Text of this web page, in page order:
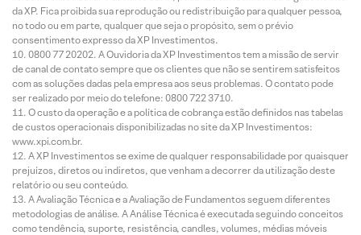
da XP. Fica proibida sua reprodução ou redistribuição para qualquer pessoa,
no todo ou em parte, qualquer que seja o propósito, sem o prévio
consentimento expresso da XP Investimentos.
0800 77 20202. A Ouvidoria da XP Investimentos tem a missão de servir
de canal de contato sempre que os clientes que não se sentirem satisfeitos
com as soluções dadas pela empresa aos seus problemas. O contato pode
ser realizado por meio do telefone: 0800 722 3710.
O custo da operação e a política de cobrança estão definidos nas tabelas
de custos operacionais disponibilizadas no site da XP Investimentos:
www.xpi.com.br.
A XP Investimentos se exime de qualquer responsabilidade por quaisquer
prejuízos, diretos ou indiretos, que venham a decorrer da utilização deste
relatório ou seu conteúdo.
A Avaliação Técnica e a Avaliação de Fundamentos seguem diferentes
metodologias de análise. A Análise Técnica é executada seguindo conceitos
como tendência, suporte, resistência, candles, volumes, médias móveis